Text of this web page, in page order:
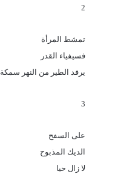
2
تمشط المرأة
فسيفياء القدر
يرفد الطير من النهر سمكة
3
على السفح
الديك المذبوح
لا زال حيا